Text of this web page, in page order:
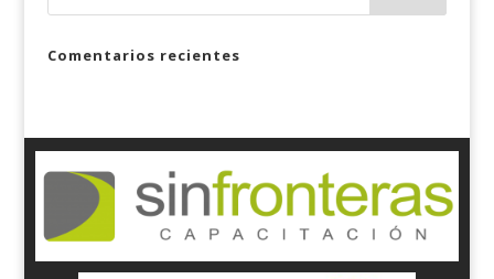
Comentarios recientes